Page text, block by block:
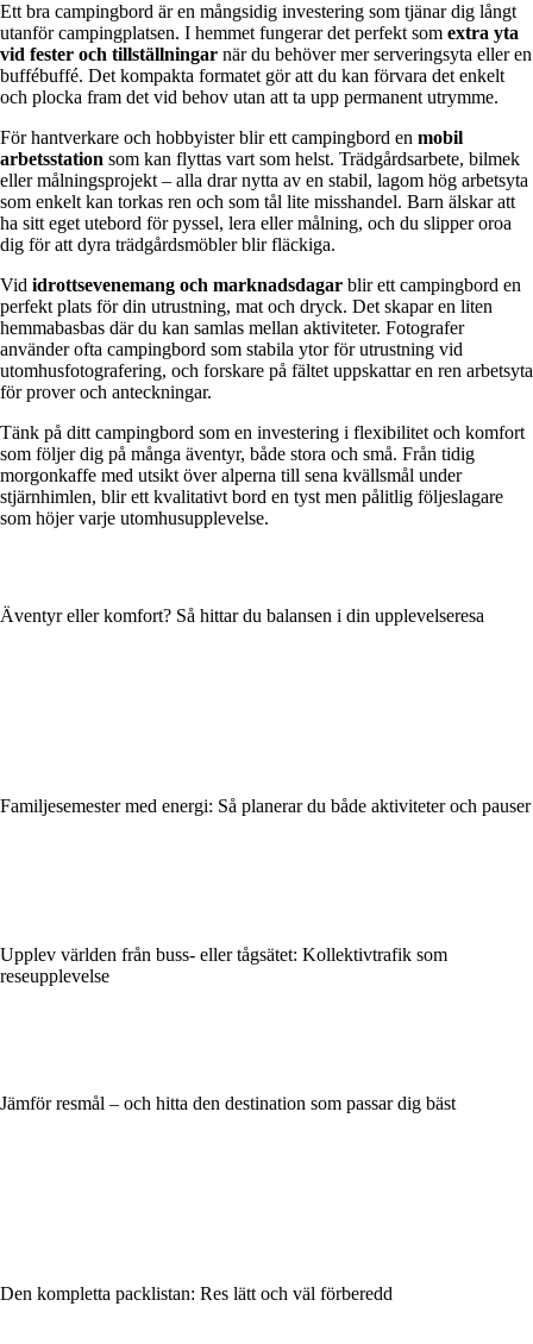
Ett bra campingbord är en mångsidig investering som tjänar dig långt
utanför campingplatsen. I hemmet fungerar det perfekt som extra yta
vid fester och tillställningar när du behöver mer serveringsyta eller en
buffébuffé. Det kompakta formatet gör att du kan förvara det enkelt
och plocka fram det vid behov utan att ta upp permanent utrymme.
För hantverkare och hobbyister blir ett campingbord en mobil
arbetsstation som kan flyttas vart som helst. Trädgårdsarbete, bilmek
eller målningsprojekt – alla drar nytta av en stabil, lagom hög arbetsyta
som enkelt kan torkas ren och som tål lite misshandel. Barn älskar att
ha sitt eget utebord för pyssel, lera eller målning, och du slipper oroa
dig för att dyra trädgårdsmöbler blir fläckiga.
Vid idrottsevenemang och marknadsdagar blir ett campingbord en
perfekt plats för din utrustning, mat och dryck. Det skapar en liten
hemmabasbas där du kan samlas mellan aktiviteter. Fotografer
använder ofta campingbord som stabila ytor för utrustning vid
utomhusfotografering, och forskare på fältet uppskattar en ren arbetsyta
för prover och anteckningar.
Tänk på ditt campingbord som en investering i flexibilitet och komfort
som följer dig på många äventyr, både stora och små. Från tidig
morgonkaffe med utsikt över alperna till sena kvällsmål under
stjärnhimlen, blir ett kvalitativt bord en tyst men pålitlig följeslagare
som höjer varje utomhusupplevelse.
Äventyr eller komfort? Så hittar du balansen i din upplevelseresa
Familjesemester med energi: Så planerar du både aktiviteter och pauser
Upplev världen från buss- eller tågsätet: Kollektivtrafik som
reseupplevelse
Jämför resmål – och hitta den destination som passar dig bäst
Den kompletta packlistan: Res lätt och väl förberedd